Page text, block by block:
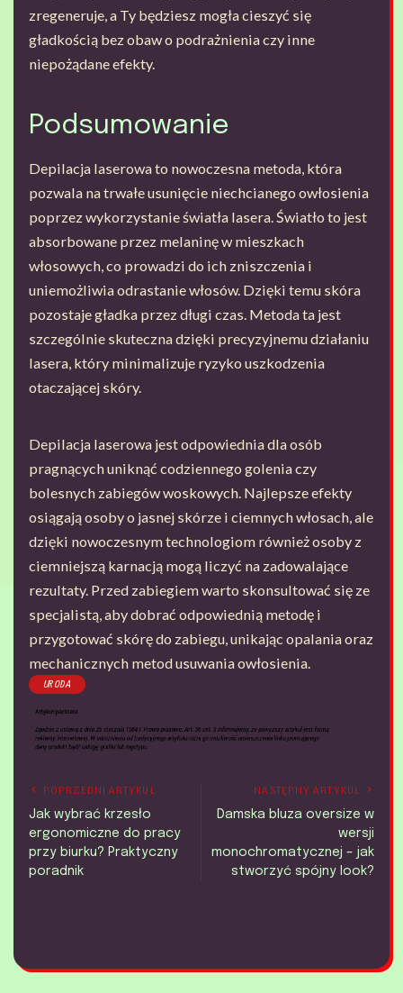
zregeneruje, a Ty będziesz mogła cieszyć się
gładkością bez obaw o podrażnienia czy inne
niepożądane efekty.
Podsumowanie
Depilacja laserowa to nowoczesna metoda, która
pozwala na trwałe usunięcie niechcianego owłosienia
poprzez wykorzystanie światła lasera. Światło to jest
absorbowane przez melaninę w mieszkach
włosowych, co prowadzi do ich zniszczenia i
uniemożliwia odrastanie włosów. Dzięki temu skóra
pozostaje gładka przez długi czas. Metoda ta jest
szczególnie skuteczna dzięki precyzyjnemu działaniu
lasera, który minimalizuje ryzyko uszkodzenia
otaczającej skóry.
Depilacja laserowa jest odpowiednia dla osób
pragnących uniknąć codziennego golenia czy
bolesnych zabiegów woskowych. Najlepsze efekty
osiągają osoby o jasnej skórze i ciemnych włosach, ale
dzięki nowoczesnym technologiom również osoby z
ciemniejszą karnacją mogą liczyć na zadowalające
rezultaty. Przed zabiegiem warto skonsultować się ze
specjalistą, aby dobrać odpowiednią metodę i
przygotować skórę do zabiegu, unikając opalania oraz
mechanicznych metod usuwania owłosienia.
URODA
POPRZEDNI ARTYKUŁ
Jak wybrać krzesło
ergonomiczne do pracy
przy biurku? Praktyczny
poradnik
NASTĘPNY ARTYKUŁ
Damska bluza oversize w
wersji
monochromatycznej – jak
stworzyć spójny look?